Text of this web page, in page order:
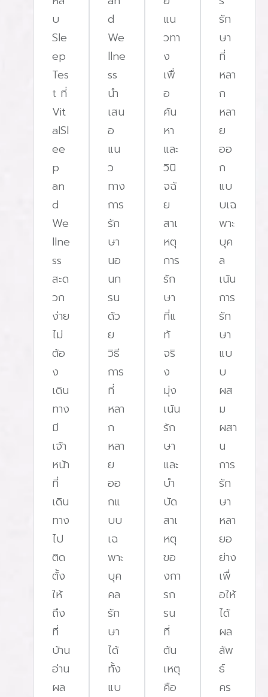
บ
Sle
ep
Tes
t ที่
Vit
alSl
ee
p
an
d
We
llne
ss
สะด
วก
ง่าย
ไม่
ต้อ
ง
เดิน
ทาง
มี
เจ้า
หน้า
ที่
เดิน
ทาง
ไป
ติด
ตั้ง
ให้
ถึง
ที่
บ้าน
อ่าน
ผล
d
We
llne
ss
นํา
เสน
อ
แน
ว
ทาง
การ
รัก
ษา
นอ
นก
รน
ด้ว
ย
วิธี
การ
ที่
หลา
ก
หลา
ย
ออ
กแ
บบ
เฉ
พาะ
บุค
คล
รัก
ษา
ได้
ทั้ง
แบ
แน
วทา
ง
เพื่
อ
ค้น
หา
และ
วินิ
จฉั
ย
สาเ
หตุ
การ
รัก
ษา
ที่แ
ท้
จริ
ง
มุ่ง
เน้น
รัก
ษา
และ
บํา
บัด
สาเ
หตุ
ขอ
งกา
รก
รน
ที่
ต้น
เหตุ
คือ
รัก
ษา
ที่
หลา
ก
หลา
ย
ออ
ก
แบ
บเฉ
พาะ
บุค
ล
เน้น
การ
รัก
ษา
แบ
บ
ผส
ม
ผสา
น
การ
รัก
ษา
หลา
ยอ
ย่าง
เพื่
อให้
ได้
ผล
ลัพ
ธ์
คร